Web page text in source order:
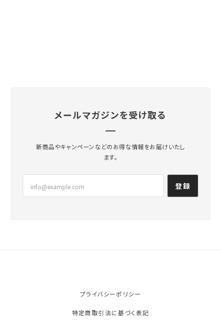
メールマガジンを受け取る
新商品やキャンペーンなどのお得な情報をお届けいたし
ます。
登録
プライバシーポリシー
特定商取引法に基づく表記